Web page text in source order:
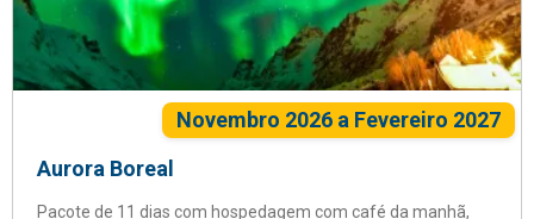
Novembro 2026 a Fevereiro 2027
Aurora Boreal
Pacote de 11 dias com hospedagem com café da manhã,